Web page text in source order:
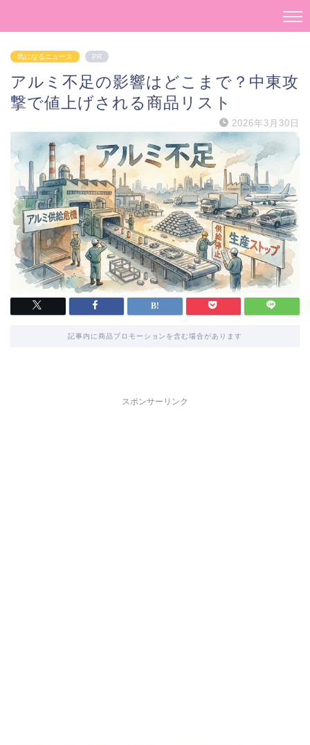
気になるニュース PR
アルミ不足の影響はどこまで？中東攻
撃で値上げされる商品リスト
2026年3月30日
記事内に商品プロモーションを含む場合があります
スポンサーリンク